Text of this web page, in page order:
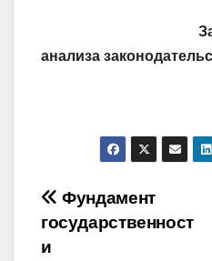
анализа
Навигация
по
Фундамент
государственност
и